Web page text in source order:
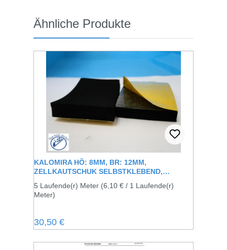
Produktgalerie überspringen
Ähnliche Produkte
KALOMIRA HÖ: 8MM, BR: 12MM,
ZELLKAUTSCHUK SELBSTKLEBEND,
5 Laufende(r) Meter (6,10 € / 1 Laufende(r)
Meter)
Regulärer Preis:
30,50 €